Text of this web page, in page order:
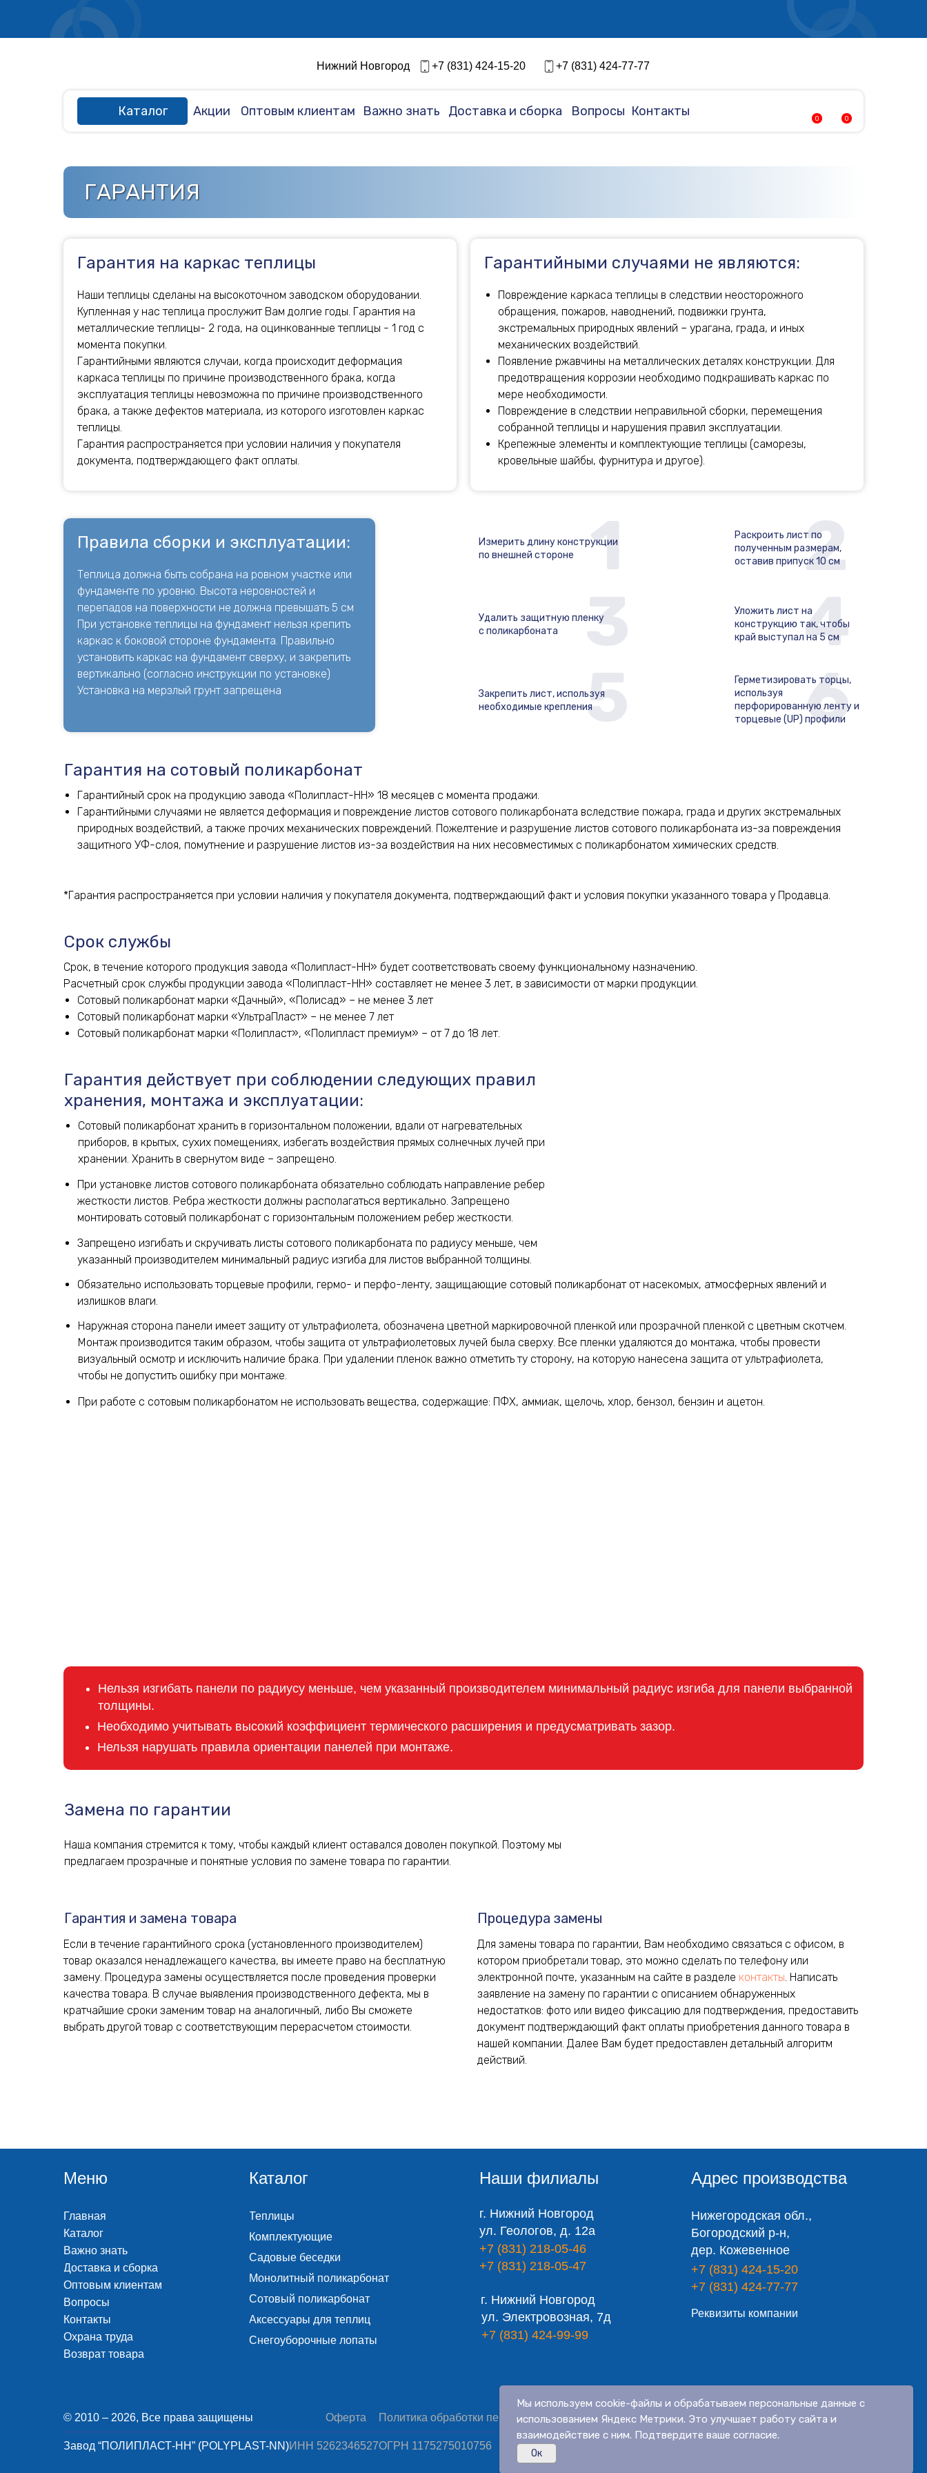
Нижний Новгород +7 (831) 424-15-20 +7 (831) 424-77-77
0
0
Каталог Акции Оптовым клиентам Важно знать Доставка и сборка Вопросы Контакты
Мы используем cookie-файлы и обрабатываем персональные данные с
использованием Яндекс Метрики. Это улучшает работу сайта и
взаимодействие с ним. Подтвердите ваше согласие.
Ок
ГАРАНТИЯ
Наши теплицы сделаны на высокоточном заводском оборудовании.
Купленная у нас теплица прослужит Вам долгие годы. Гарантия на
металлические теплицы- 2 года, на оцинкованные теплицы - 1 год с
момента покупки.
Гарантийными являются случаи, когда происходит деформация
каркаса теплицы по причине производственного брака, когда
эксплуатация теплицы невозможна по причине производственного
брака, а также дефектов материала, из которого изготовлен каркас
теплицы.
Гарантия распространяется при условии наличия у покупателя
документа, подтверждающего факт оплаты.
Гарантия на каркас теплицы
Повреждение каркаса теплицы в следствии неосторожного
обращения, пожаров, наводнений, подвижки грунта,
экстремальных природных явлений – урагана, града, и иных
механических воздействий.
Появление ржавчины на металлических деталях конструкции. Для
предотвращения коррозии необходимо подкрашивать каркас по
мере необходимости.
Повреждение в следствии неправильной сборки, перемещения
собранной теплицы и нарушения правил эксплуатации.
Крепежные элементы и комплектующие теплицы (саморезы,
кровельные шайбы, фурнитура и другое).
Гарантийными случаями не являются:
1
3
Измерить длину конструкции
по внешней стороне
2
4
6
Теплица должна быть собрана на ровном участке или
фундаменте по уровню. Высота неровностей и
перепадов на поверхности не должна превышать 5 см
При установке теплицы на фундамент нельзя крепить
каркас к боковой стороне фундамента. Правильно
установить каркас на фундамент сверху, и закрепить
вертикально (согласно инструкции по установке)
Установка на мерзлый грунт запрещена
Правила сборки и эксплуатации:
5
Удалить защитную пленку
с поликарбоната
Герметизировать торцы,
используя
перфорированную ленту и
торцевые (UP) профили
Уложить лист на
конструкцию так, чтобы
край выступал на 5 см
Раскроить лист по
полученным размерам,
оставив припуск 10 см
Закрепить лист, используя
необходимые крепления
Гарантия на сотовый поликарбонат
*Гарантия распространяется при условии наличия у покупателя документа, подтверждающий факт и условия покупки указанного товара у Продавца.
Гарантийный срок на продукцию завода «Полипласт-НН» 18 месяцев с момента продажи.
Гарантийными случаями не является деформация и повреждение листов сотового поликарбоната вследствие пожара, града и других экстремальных
природных воздействий, а также прочих механических повреждений. Пожелтение и разрушение листов сотового поликарбоната из-за повреждения
защитного УФ-слоя, помутнение и разрушение листов из-за воздействия на них несовместимых с поликарбонатом химических средств.
Срок службы
Срок, в течение которого продукция завода «Полипласт-НН» будет соответствовать своему функциональному назначению.
Расчетный срок службы продукции завода «Полипласт-НН» составляет не менее 3 лет, в зависимости от марки продукции.
Сотовый поликарбонат марки «Дачный», «Полисад» – не менее 3 лет
Сотовый поликарбонат марки «УльтраПласт» – не менее 7 лет
Сотовый поликарбонат марки «Полипласт», «Полипласт премиум» – от 7 до 18 лет.
Гарантия действует при соблюдении следующих правил
хранения, монтажа и эксплуатации:
Сотовый поликарбонат хранить в горизонтальном положении, вдали от нагревательных
приборов, в крытых, сухих помещениях, избегать воздействия прямых солнечных лучей при
хранении. Хранить в свернутом виде – запрещено.
При установке листов сотового поликарбоната обязательно соблюдать направление ребер
жесткости листов. Ребра жесткости должны располагаться вертикально. Запрещено
монтировать сотовый поликарбонат с горизонтальным положением ребер жесткости.
Обязательно использовать торцевые профили, гермо- и перфо-ленту, защищающие сотовый поликарбонат от насекомых, атмосферных явлений и
излишков влаги.
При работе с сотовым поликарбонатом не использовать вещества, содержащие: ПФХ, аммиак, щелочь, хлор, бензол, бензин и ацетон.
Наружная сторона панели имеет защиту от ультрафиолета, обозначена цветной маркировочной пленкой или прозрачной пленкой с цветным скотчем.
Монтаж производится таким образом, чтобы защита от ультрафиолетовых лучей была сверху. Все пленки удаляются до монтажа, чтобы провести
визуальный осмотр и исключить наличие брака. При удалении пленок важно отметить ту сторону, на которую нанесена защита от ультрафиолета,
чтобы не допустить ошибку при монтаже.
Запрещено изгибать и скручивать листы сотового поликарбоната по радиусу меньше, чем
указанный производителем минимальный радиус изгиба для листов выбранной толщины.
Нельзя изгибать панели по радиусу меньше, чем указанный производителем минимальный радиус изгиба для панели выбранной
толщины.
Необходимо учитывать высокий коэффициент термического расширения и предусматривать зазор.
Нельзя нарушать правила ориентации панелей при монтаже.
Наша компания стремится к тому, чтобы каждый клиент оставался доволен покупкой. Поэтому мы
предлагаем прозрачные и понятные условия по замене товара по гарантии.
Для замены товара по гарантии, Вам необходимо связаться с офисом, в
котором приобретали товар, это можно сделать по телефону или
электронной почте, указанным на сайте в разделе контакты. Написать
заявление на замену по гарантии с описанием обнаруженных
недостатков: фото или видео фиксацию для подтверждения, предоставить
документ подтверждающий факт оплаты приобретения данного товара в
нашей компании. Далее Вам будет предоставлен детальный алгоритм
действий.
Если в течение гарантийного срока (установленного производителем)
товар оказался ненадлежащего качества, вы имеете право на бесплатную
замену. Процедура замены осуществляется после проведения проверки
качества товара. В случае выявления производственного дефекта, мы в
кратчайшие сроки заменим товар на аналогичный, либо Вы сможете
выбрать другой товар с соответствующим перерасчетом стоимости.
Процедура замены
Гарантия и замена товара
Замена по гарантии
Наши филиалы
ул. Геологов, д. 12а
+7 (831) 218-05-46
+7 (831) 218-05-47
г. Нижний Новгород
ул. Электровозная, 7д
+7 (831) 424-99-99
г. Нижний Новгород
Каталог
Теплицы
Комплектующие
Садовые беседки
Монолитный поликарбонат
Сотовый поликарбонат
Аксессуары для теплиц
Снегоуборочные лопаты
Меню
Главная
Каталог
Важно знать
Доставка и сборка
Оптовым клиентам
Вопросы
Контакты
Охрана труда
Возврат товара
Реквизиты компании
Завод “ПОЛИПЛАСТ-НН” (POLYPLAST-NN)ИНН 5262346527ОГРН 1175275010756
© 2010 – 2026, Все права защищены Оферта Политика обработки персональных данных Согласие на обработку персональных данных
Адрес производства
Нижегородская обл.,
Богородский р-н,
дер. Кожевенное
+7 (831) 424-15-20
+7 (831) 424-77-77